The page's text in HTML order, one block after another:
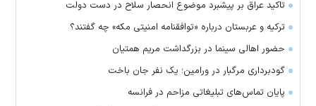
تاکید عراق بر پیشبرد موضوع انحصار سلاح در دست دولت
ترکیه و عربستان درباره «توافقنامه امنیتی مکه» چه گفتند؟
حضور اهالی سینما در بزرگداشت مریم همتیان
گودبرداری مرگبار در ورامین؛ یک نفر جان باخت
پایان تماس‌های تبلیغاتی مزاحم در فرانسه